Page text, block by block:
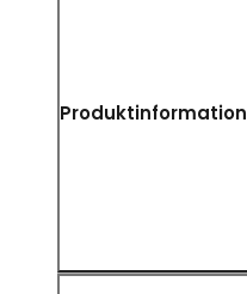
Produktinformation